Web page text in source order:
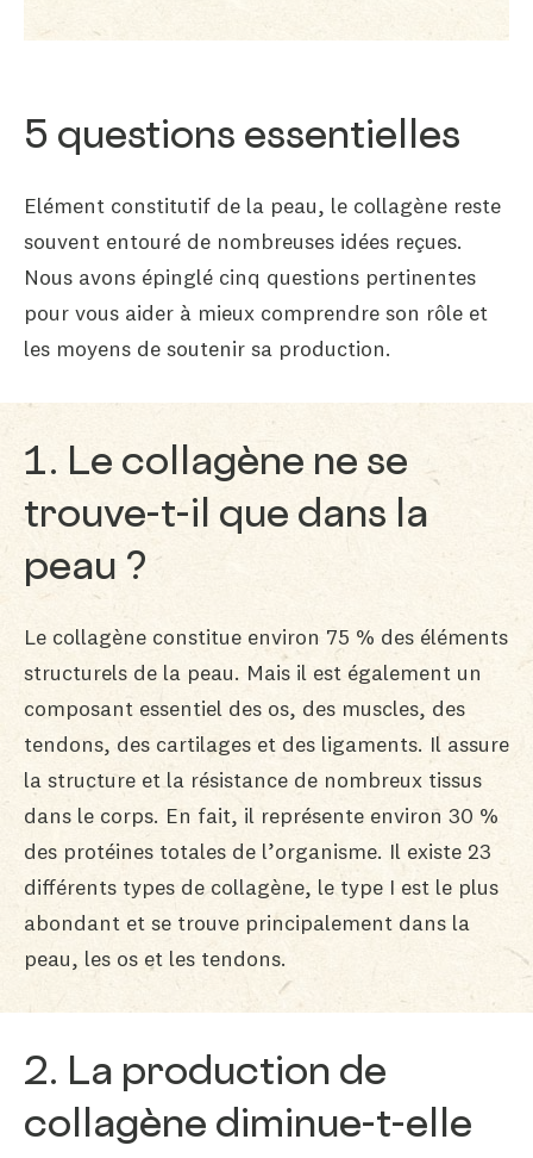
5 questions essentielles
Elément constitutif de la peau, le collagène reste
souvent entouré de nombreuses idées reçues.
Nous avons épinglé cinq questions pertinentes
pour vous aider à mieux comprendre son rôle et
les moyens de soutenir sa production.
1. Le collagène ne se
trouve-t-il que dans la
peau ?
Le collagène constitue environ 75 % des éléments
structurels de la peau. Mais il est également un
composant essentiel des os, des muscles, des
tendons, des cartilages et des ligaments. Il assure
la structure et la résistance de nombreux tissus
dans le corps. En fait, il représente environ 30 %
des protéines totales de l’organisme. Il existe 23
différents types de collagène, le type I est le plus
abondant et se trouve principalement dans la
peau, les os et les tendons.
2. La production de
collagène diminue-t-elle